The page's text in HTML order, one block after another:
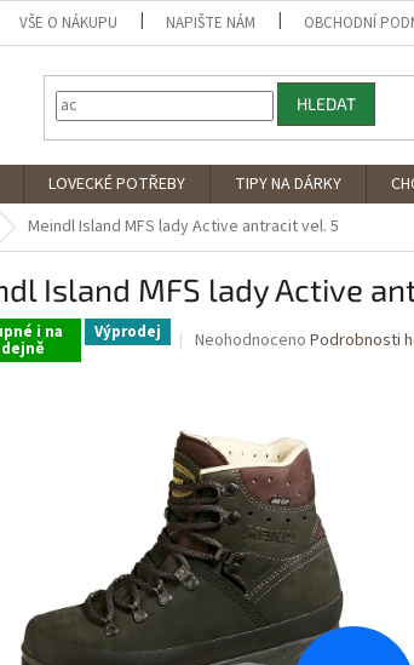
VŠE O NÁKUPU NAPIŠTE NÁM OBCHODNÍ
HLEDAT
LOVECKÉ POTŘEBY TIPY NA DÁRKY
Meindl Island MFS lady Active antracit vel. 5
Island MFS lady Active
i na Výprodej
Průměrné
0,0
z
5
hvězdiček.
Neohodnoceno Podrobnosti